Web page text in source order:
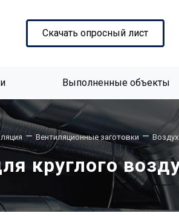
Скачать опросный лист
Выполненные объекты
— Вентиляционные заготовки —
круглого